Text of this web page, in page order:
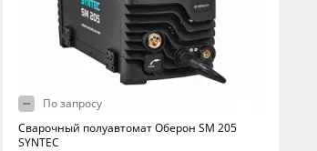
По запросу
Сварочный полуавтомат Оберон SM 205
SYNTEC